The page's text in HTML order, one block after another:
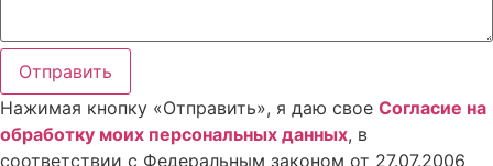
Отправить
Нажимая кнопку «Отправить», я даю свое Cогласие на
обработку моих персональных данных, в
соответствии с Федеральным законом от 27.07.2006